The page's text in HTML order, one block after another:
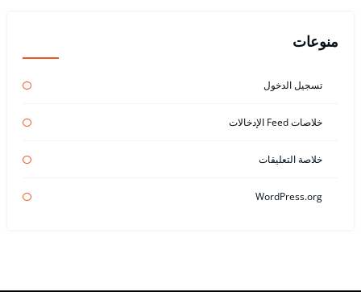
منوعات
تسجيل الدخول
خلاصات Feed الإدخالات
خلاصة التعليقات
WordPress.org